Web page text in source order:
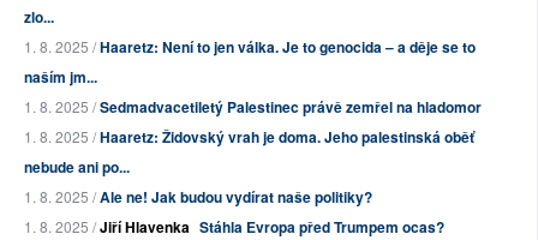
zlo...
1. 8. 2025 /Haaretz: Není to jen válka. Je to genocida – a děje se to
naším jm...
1. 8. 2025 /Sedmadvacetiletý Palestinec právě zemřel na hladomor
1. 8. 2025 /Haaretz: Židovský vrah je doma. Jeho palestinská oběť
nebude ani po...
1. 8. 2025 /Ale ne! Jak budou vydírat naše politiky?
1. 8. 2025 /Jiří Hlavenka Stáhla Evropa před Trumpem ocas?